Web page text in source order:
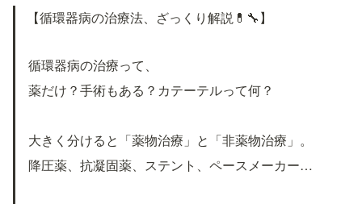
【循環器病の治療法、ざっくり解説💊🔧】
循環器病の治療って、
薬だけ？手術もある？カテーテルって何？
大きく分けると「薬物治療」と「非薬物治療」。
降圧薬、抗凝固薬、ステント、ペースメーカー…